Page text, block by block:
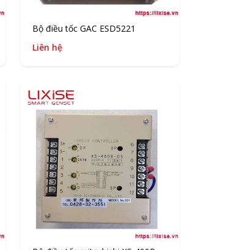
Bộ điều tốc GAC ESD5221
Liên hệ